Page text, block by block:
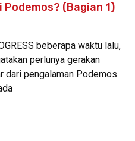
(Bagian 1)
beberapa waktu lalu,
perlunya gerakan
dari pengalaman Podemos.